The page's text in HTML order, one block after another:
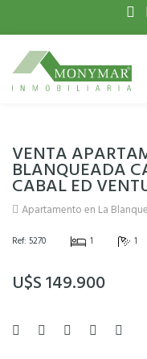
VENTA
BLANQUEADA
CABAL ED
Apartamento en La
Ref: 5270 1 1
U$S 149.900